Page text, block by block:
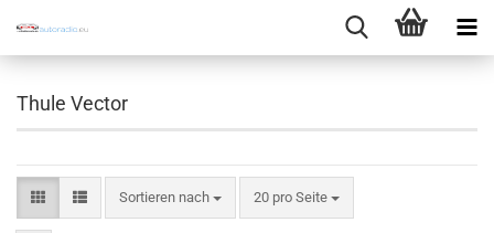
Thule Vector
Sortieren nach
Sortieren nach 20 pro Seite
pro Seite